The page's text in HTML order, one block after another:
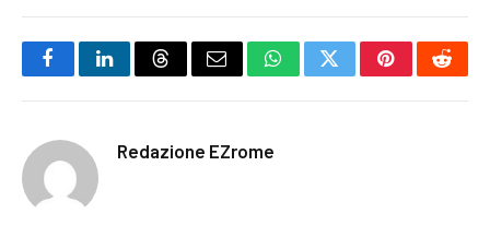
FacebookLinkedInThreadsEmail WhatsAppTwitterPinterest
Redazione EZrome